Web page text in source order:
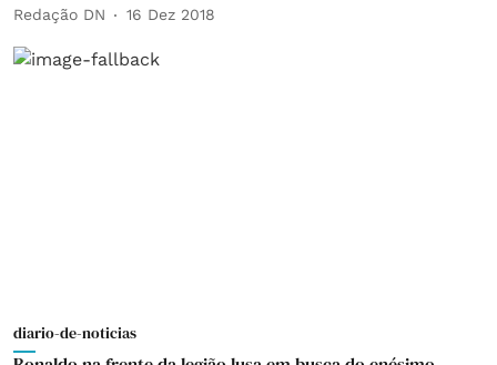
Redação DN 16 Dez 2018
diario-de-noticias